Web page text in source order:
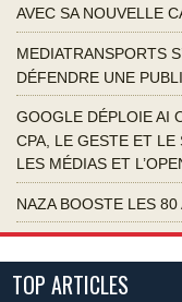
AVEC SA NOUVELLE
MEDIATRANSPORTS
DÉFENDRE UNE
GOOGLE DÉPLOIE AI
CPA, LE GESTE ET LE
LES MÉDIAS ET
NAZA BOOSTE LES 80
TOP ARTICLES